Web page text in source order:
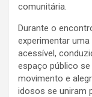
comunitária.
Durante o
experimentar
acessível,
espaço público
movimento e
idosos se uniram